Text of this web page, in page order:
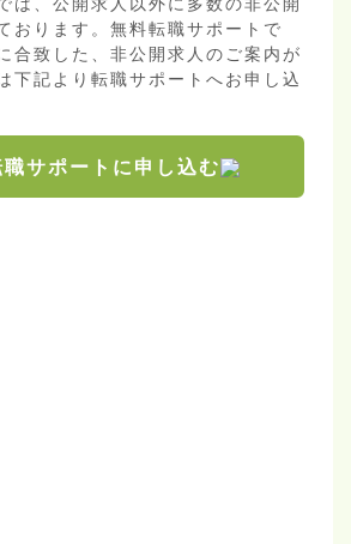
おります。無料転職サポートで
合致した、非公開求人のご案内が
下記より転職サポートへお申し込
サポートに申し込む